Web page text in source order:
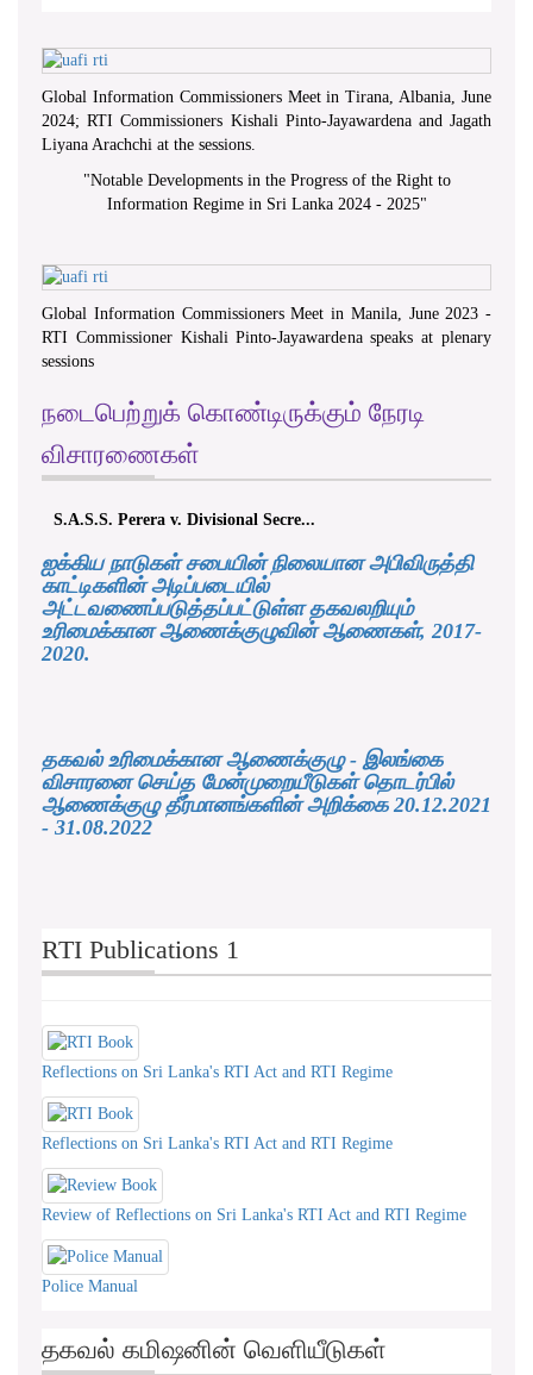
Global Information Commissioners Meet in Tirana, Albania, June
2024; RTI Commissioners Kishali Pinto-Jayawardena and Jagath
Liyana Arachchi at the sessions.
"Notable Developments in the Progress of the Right to
Information Regime in Sri Lanka 2024 - 2025"
Global Information Commissioners Meet in Manila, June 2023 -
RTI Commissioner Kishali Pinto-Jayawardena speaks at plenary
sessions
நடைபெற்றுக் கொண்டிருக்கும் நேரடி
விசாரணைகள்
S.A.S.S. Perera v. Divisional Secre...
ஐக்கிய நாடுகள் சபையின் நிலையான அபிவிருத்தி
காட்டிகளின் அடிப்படையில்
அட்டவணைப்படுத்தப்பட்டுள்ள தகவலறியும்
உரிமைக்கான ஆணைக்குழுவின் ஆணைகள், 2017-
2020.
தகவல் உரிமைக்கான ஆணைக்குழு - இலங்கை
விசாரனை செய்த மேன்முறையீடுகள் தொடர்பில்
ஆணைக்குழு தீர்மானங்களின் அறிக்கை 20.12.2021
- 31.08.2022
RTI Publications 1
Reflections on Sri Lanka's RTI Act and RTI Regime
Reflections on Sri Lanka's RTI Act and RTI Regime
Review of Reflections on Sri Lanka's RTI Act and RTI Regime
Police Manual
தகவல் கமிஷனின் வெளியீடுகள்